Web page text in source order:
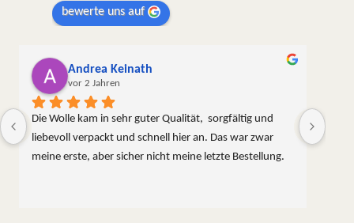
bewerte uns auf
Andrea Keinath
vor 2 Jahren
Die Wolle kam in sehr guter Qualität,  sorgfältig und
liebevoll verpackt und schnell hier an. Das war zwar
meine erste, aber sicher nicht meine letzte Bestellung.